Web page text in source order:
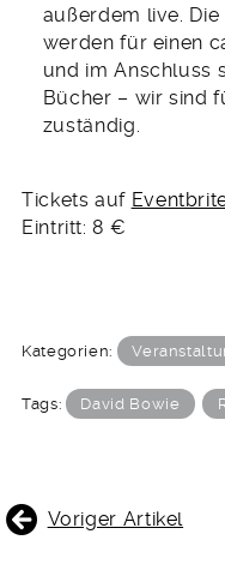
außerdem live.
werden für einen
und im Anschluss
Bücher – wir sind
zuständig.
Tickets auf
Eintritt: 8 €
Kategorien:
Tags: David Bowie
Voriger Artikel